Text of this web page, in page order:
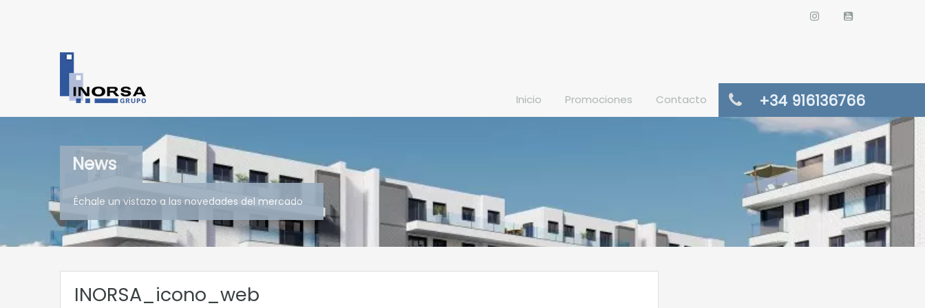
+34 916136766
Inicio Promociones Contacto
News
Échale un vistazo a las novedades del mercado
INORSA_icono_web